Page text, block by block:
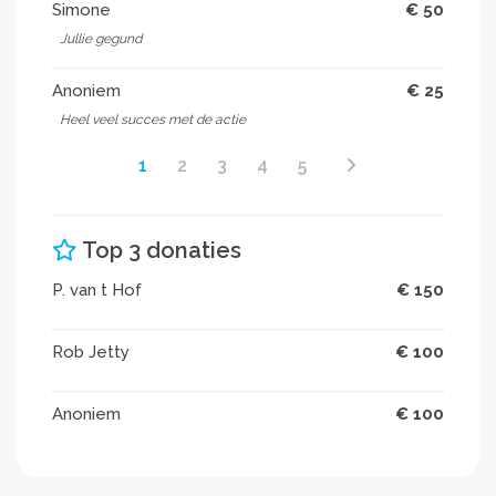
voor een rolstoelauto voor Jelle!
Elke euro helpt, net als het delen van ons verhaal op
Wij zijn jullie dankbaar,
Lieve groetjes Michiel, Daphne, Menno & Jelle
Simone € 50
Jullie gegund
Anoniem € 25
Heel veel succes met de actie
1 2 3 4 5
Top 3 donaties
P. van t Hof € 150
Rob Jetty € 100
Anoniem € 100